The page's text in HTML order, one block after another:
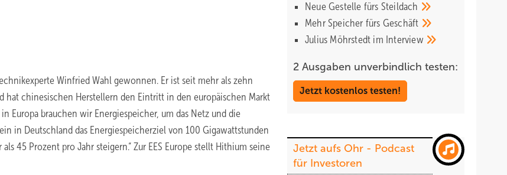
Winfried Wahl gewonnen. Er ist seit mehr als zehn
chinesischen Herstellern den Eintritt in den europäischen Markt
Europa brauchen wir Energiespeicher, um das Netz und die
in Deutschland das Energiespeicherziel von 100 Gigawattstunden
45 Prozent pro Jahr steigern.“ Zur EES Europe stellt Hithium seine
Neue Gestelle fürs Steildach
Mehr Speicher fürs Geschäft
Julius Möhrstedt im Interview
2 Ausgaben unverbindlich testen:
Jetzt kostenlos testen!
Jetzt aufs Ohr - Podcast
für Investoren